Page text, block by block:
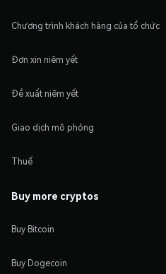
Chương trình khách hàng của tổ chức
Đơn xin niêm yết
Đề xuất niêm yết
Giao dịch mô phỏng
Thuế
Buy more cryptos
Buy Bitcoin
Buy Dogecoin